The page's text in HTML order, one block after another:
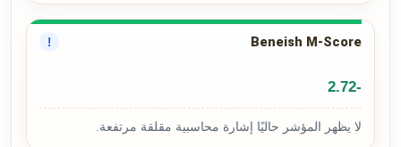
Beneish M-Score
!
-2.72
لا يظهر المؤشر حاليًا إشارة محاسبية مقلقة مرتفعة.